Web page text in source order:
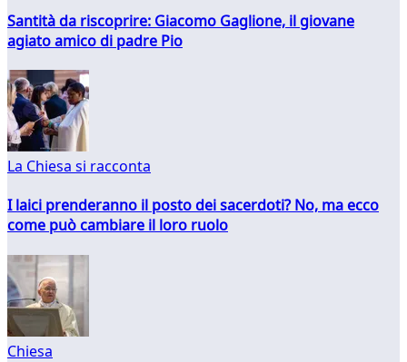
Santità da riscoprire: Giacomo Gaglione, il giovane
agiato amico di padre Pio
La Chiesa si racconta
I laici prenderanno il posto dei sacerdoti? No, ma ecco
come può cambiare il loro ruolo
Chiesa